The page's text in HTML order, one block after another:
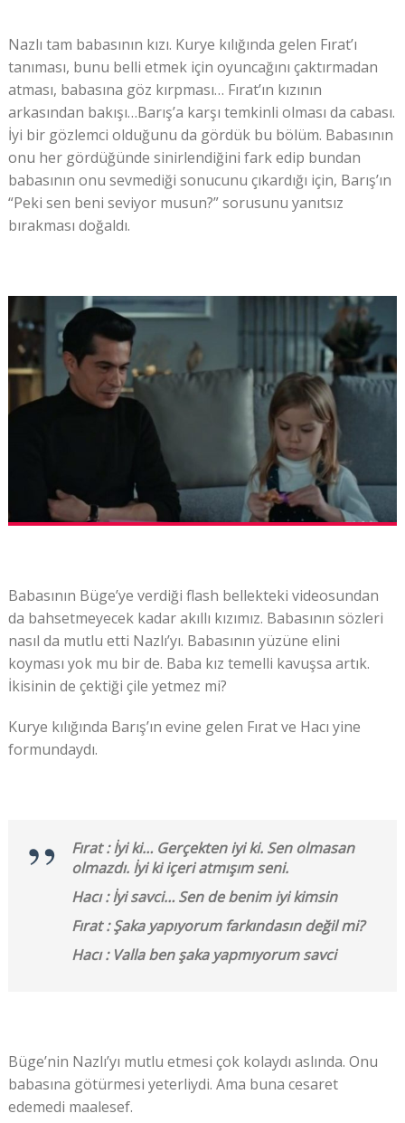
Nazlı tam babasının kızı. Kurye kılığında gelen Fırat’ı
tanıması, bunu belli etmek için oyuncağını çaktırmadan
atması, babasına göz kırpması… Fırat’ın kızının
arkasından bakışı…Barış’a karşı temkinli olması da cabası.
İyi bir gözlemci olduğunu da gördük bu bölüm. Babasının
onu her gördüğünde sinirlendiğini fark edip bundan
babasının onu sevmediği sonucunu çıkardığı için, Barış’ın
“Peki sen beni seviyor musun?” sorusunu yanıtsız
bırakması doğaldı.
Babasının Büge’ye verdiği flash bellekteki videosundan
da bahsetmeyecek kadar akıllı kızımız. Babasının sözleri
nasıl da mutlu etti Nazlı’yı. Babasının yüzüne elini
koyması yok mu bir de. Baba kız temelli kavuşsa artık.
İkisinin de çektiği çile yetmez mi?
Kurye kılığında Barış’ın evine gelen Fırat ve Hacı yine
formundaydı.
Fırat : İyi ki… Gerçekten iyi ki. Sen olmasan
olmazdı. İyi ki içeri atmışım seni.
Hacı : İyi savci… Sen de benim iyi kimsin
Fırat : Şaka yapıyorum farkındasın değil mi?
Hacı : Valla ben şaka yapmıyorum savci
Büge’nin Nazlı’yı mutlu etmesi çok kolaydı aslında. Onu
babasına götürmesi yeterliydi. Ama buna cesaret
edemedi maalesef.